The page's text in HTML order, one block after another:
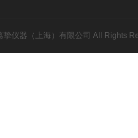
挚仪器（上海）有限公司 All Rights